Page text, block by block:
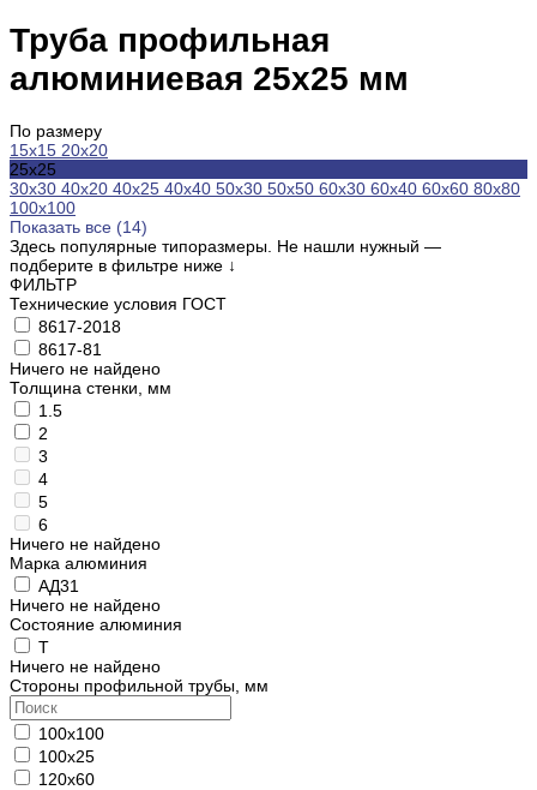
Труба профильная
алюминиевая 25х25 мм
По размеру
15х15 20х20
25х25
30х30 40х20 40х25 40х40 50х30 50х50 60х30 60х40 60х60 80х80
100х100
Показать все (14)
Здесь популярные типоразмеры. Не нашли нужный —
подберите в фильтре ниже ↓
ФИЛЬТР
Технические условия ГОСТ
8617-2018
8617-81
Ничего не найдено
Толщина стенки, мм
1.5
2
3
4
5
6
Ничего не найдено
Марка алюминия
АД31
Ничего не найдено
Состояние алюминия
Т
Ничего не найдено
Стороны профильной трубы, мм
100х100
100х25
120х60